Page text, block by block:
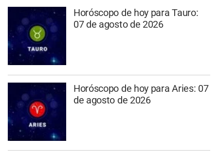
Horóscopo de hoy para Tauro:
07 de agosto de 2026
Horóscopo de hoy para Aries: 07
de agosto de 2026